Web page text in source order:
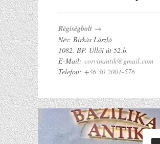
Régiségbolt →
Név: Birkás László
1082. BP. Üllői út 52.b.
E-Mail: corvinantik@gmail.com
Telefon: +36 30 2001-576